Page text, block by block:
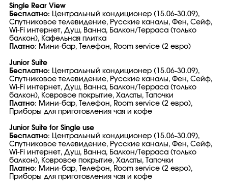
Single Rear View
Бесплатно: Центральный кондиционер (15.06-30.09),
Спутниковое телевидение, Русские каналы, Фен, Сейф,
Wi-Fi интернет, Душ, Ванна, Балкон/Терраса (только
балкон), Кафельная плитка
Платно: Мини-бар, Телефон, Room service (2 евро)
Junior Suite
Бесплатно: Центральный кондиционер (15.06-30.09),
Спутниковое телевидение, Русские каналы, Фен, Сейф,
Wi-Fi интернет, Душ, Ванна, Балкон/Терраса (только
балкон), Ковровое покрытие, Халаты, Тапочки
Платно: Мини-бар, Телефон, Room service (2 евро),
Приборы для приготовления чая и кофе
Junior Suite for Single use
Бесплатно: Центральный кондиционер (15.06-30.09),
Спутниковое телевидение, Русские каналы, Фен, Сейф,
Wi-Fi интернет, Душ, Ванна, Балкон/Терраса (только
балкон), Ковровое покрытие, Халаты, Тапочки
Платно: Мини-бар, Телефон, Room service (2 евро),
Приборы для приготовления чая и кофе